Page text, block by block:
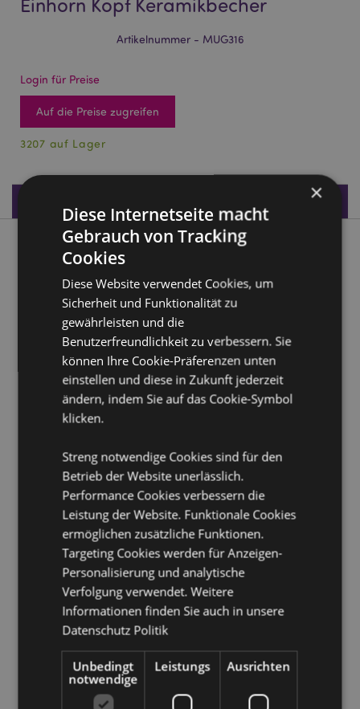
Artikelnummer - MUG316
Login für Preise
Auf die Preise zugreifen
3207 auf Lager
Produktbeschreibung
Enchanted Rainbows Unicorn Einhorn Kopf Keramikbecher
Material:Dolomitkeramik
Lebensmittelecht:Ja
Mikrowellengeeignet:Nein
Spülmaschinenfest:Nein
Volumen:
Möchten Sie mehr über den Einkauf bei Puckator
erfahren?
Dann lesen Sie unseren
Leitfaden für
Kundeninformationen.
Produktattribute
Information
Höhe 10.5cm Breite 14cm Tiefe 11cm
5055071732812
36
Keine
Keine
×
Diese Internetseite macht
Gebrauch von Tracking
Cookies
Diese Website verwendet Cookies, um
Sicherheit und Funktionalität zu
gewährleisten und die
Benutzerfreundlichkeit zu verbessern. Sie
können Ihre Cookie-Präferenzen unten
einstellen und diese in Zukunft jederzeit
ändern, indem Sie auf das Cookie-Symbol
klicken.
Streng notwendige Cookies sind für den
Betrieb der Website unerlässlich.
Performance Cookies verbessern die
Leistung der Website. Funktionale Cookies
ermöglichen zusätzliche Funktionen.
Targeting Cookies werden für Anzeigen-
Personalisierung und analytische
Verfolgung verwendet. Weitere
Informationen finden Sie auch in unsere
Datenschutz Politik
Unbedingt
notwendige
Leistungs Ausrichten